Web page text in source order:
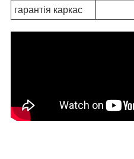
гарантія каркас